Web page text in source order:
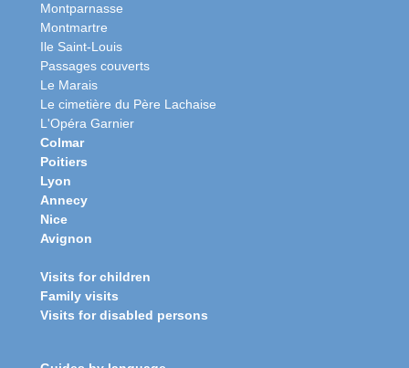
Montparnasse
Montmartre
Ile Saint-Louis
Passages couverts
Le Marais
Le cimetière du Père Lachaise
L'Opéra Garnier
Colmar
Poitiers
Lyon
Annecy
Nice
Avignon
Visits for children
Family visits
Visits for disabled persons